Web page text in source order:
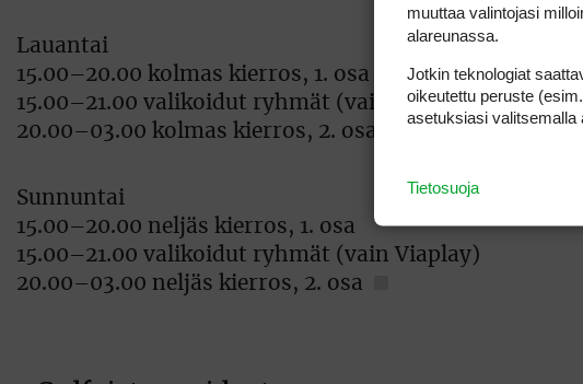
Lauantai
15.00–20.00 kolmas kierros, 1. osa
15.00–21.00 valikoidut ryhmät (vain Viaplay)
20.00–03.00 kolmas kierros, 2. osa
Sunnuntai
15.00–20.00 neljäs kierros, 1. osa
15.00–21.00 valikoidut ryhmät (vain Viaplay)
20.00–03.00 neljäs kierros, 2. osa
muuttaa valintojasi
alareunassa.
Jotkin teknologiat
oikeutettu peruste
asetuksiasi valitsemalla
Tietosuoja